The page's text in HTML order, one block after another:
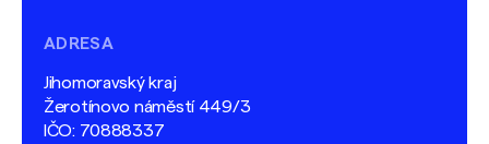
ADRESA
Jihomoravský kraj
Žerotínovo náměstí 449/3
IČO: 70888337